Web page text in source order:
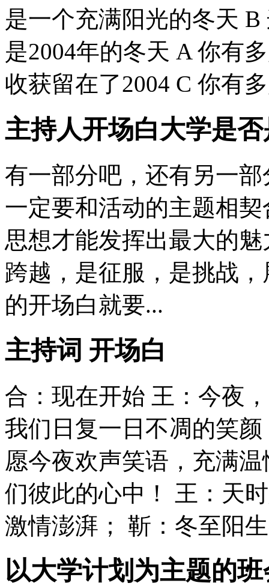
是一个充满阳光的冬天
是2004年的冬天 A 你有
收获留在了2004 C 你有
主持人开场白大学是
有一部分吧，还有另一
一定要和活动的主题相
思想才能发挥出最大的
跨越，是征服，是挑战
的开场白就要...
主持词 开场白
合：现在开始 王：今夜
我们日复一日不凋的笑
愿今夜欢声笑语，充满
们彼此的心中！ 王：天
激情澎湃； 靳：冬至阳
以大学计划为主题的